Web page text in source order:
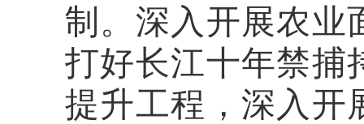
制。深入开展农业
打好长江十年禁捕
提升工程，深入开